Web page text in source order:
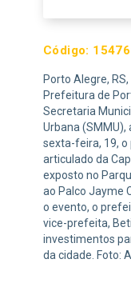
Código:
Porto Alegre,
Prefeitura de
Secretaria
Urbana
sexta-feira, 19,
articulado da
exposto no
ao Palco Jayme
o evento, o
vice-prefeita,
investimentos
da cidade. Foto: